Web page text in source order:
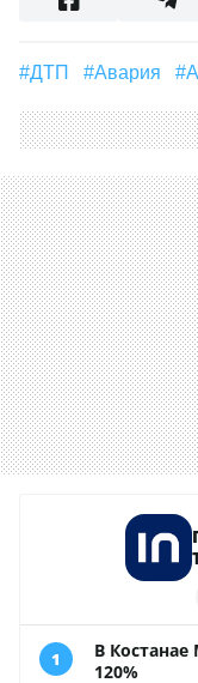
#ДТП #Авария